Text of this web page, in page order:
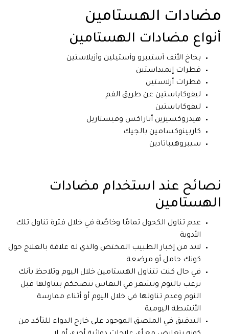
مضادات الهستامين
أنواع مضادات الهستامين
بخاخ الأنف أستيبرو وأستيلين وأزيلاستين
قطرات إيميداستين
قطرات أزلاستين
ليفوكاباستين عن طريق الفم
ليفوكاباستين
هيدروكسيزين أتاراكس وفيستاريل
كاربينوكسامين بالجيك
سيبروهيباتادين
نصائح عند استخدام مضادات
الهستامين
عدم تناول الكحول تمامًا وخاصًة في خلال فترة تناول تلك
الأدوية
لابد من إخبار الطبيب المختص والذي له علاقة بالعلاج حول
كونك حامل أو مرضعة
في حال كنت تتناول الهستامين خلال اليوم وتلاحظ بأنك
ترغب بالنوم وتشعر في النعاس ننصحكم بتناولها قبل
النوم وعدم تناولها في خلال اليوم أو أثناء ممارسة
الأنشطة اليومية
التدقيق في الملصق الموجود على خارج الدواء للتأكد من